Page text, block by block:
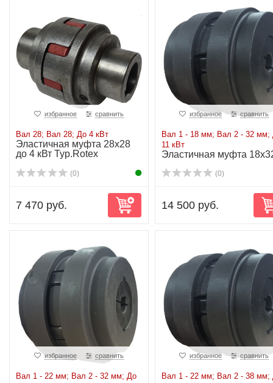
избранное сравнить
Вал 28; Вал 28; До 4 кВт
Эластичная муфта 28х28
до 4 кВт Typ.Rotex
(0)
7 470 руб.
избранное сравнить
Вал 1 - 18 мм; Вал 2 - 32 мм;
11 кВт
Эластичная муфта
(0)
14 500 руб.
избранное сравнить
Вал 1 - 22 мм; Вал 2 - 32 мм; До
избранное сравнить
Вал 1 - 22 мм; Вал 2 - 38 мм;